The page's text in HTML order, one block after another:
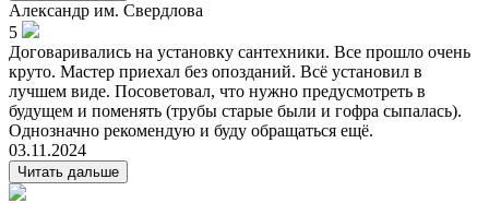
Александр им. Свердлова
5
Договаривались на установку сантехники. Все прошло очень
круто. Мастер приехал без опозданий. Всё установил в
лучшем виде. Посоветовал, что нужно предусмотреть в
будущем и поменять (трубы старые были и гофра сыпалась).
Однозначно рекомендую и буду обращаться ещё.
03.11.2024
Читать дальше